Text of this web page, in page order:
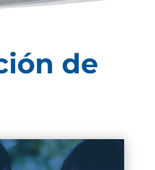
de